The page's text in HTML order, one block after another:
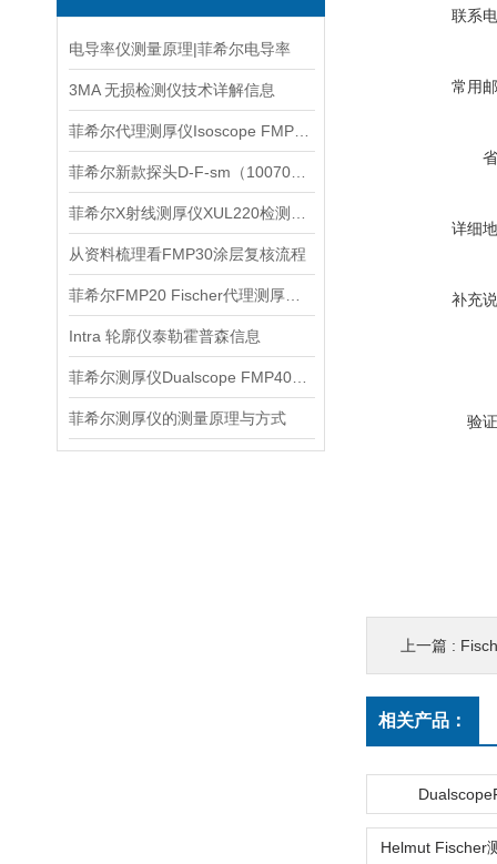
电导率仪测量原理|菲希尔电导率
3MA 无损检测仪技术详解信息
从资料梳理看FMP30涂层复核流程
Intra 轮廓仪泰勒霍普森信息
菲希尔测厚仪的测量原理与方式
联系
常用
详细
补充
验
上一篇 :
相关产品：